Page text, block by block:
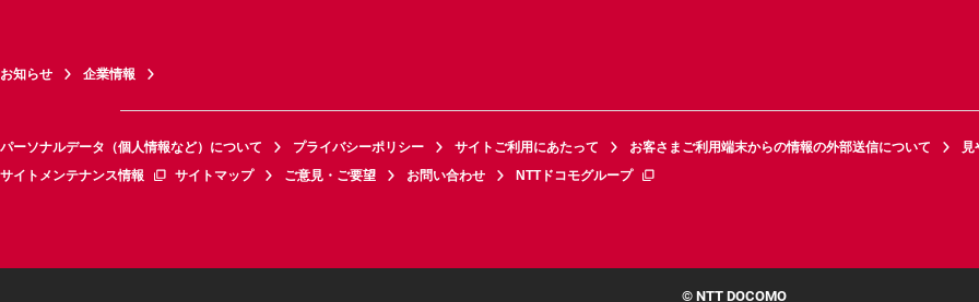
お知らせ 企業情報
パーソナルデータ（個人情報など）について プライバシーポリシー サイトご利用にあたって お客さまご利用端末からの情報の外部送信について
見
サイトメンテナンス情報
サイトマップ ご意見・ご要望 お問い合わせ NTTドコモグループ
© NTT DOCOMO